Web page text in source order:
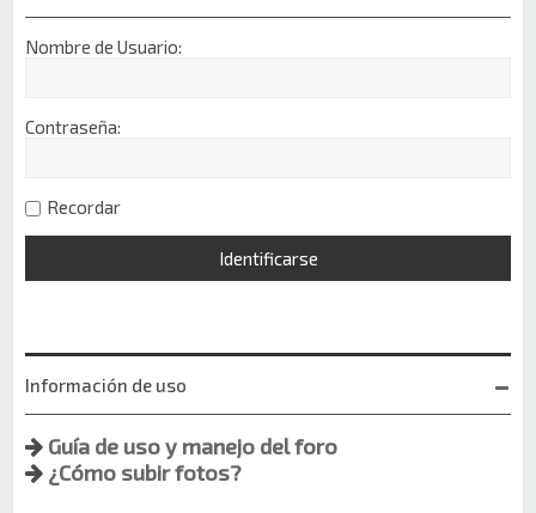
Nombre de Usuario:
Contraseña:
Recordar
Información de uso
Guía de uso y manejo del foro
¿Cómo subir fotos?